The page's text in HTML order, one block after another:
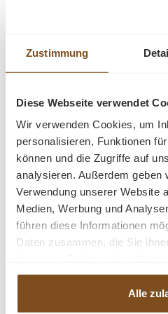
Zustimmung
Diese Webseite verwendet
Wir verwenden Cookies, um
personalisieren, Funktionen
können und die Zugriffe auf
analysieren. Außerdem geben
Verwendung unserer Website
Medien, Werbung und
führen diese Informationen
Daten zusammen, die Sie
haben.
Alle
besteht aus robusten,
starkem und
echtem Vintage-Look. Der
Fragen zum Produkt?
Menü schließen
Produktinformationen
ProduktgalerieÄhnliche